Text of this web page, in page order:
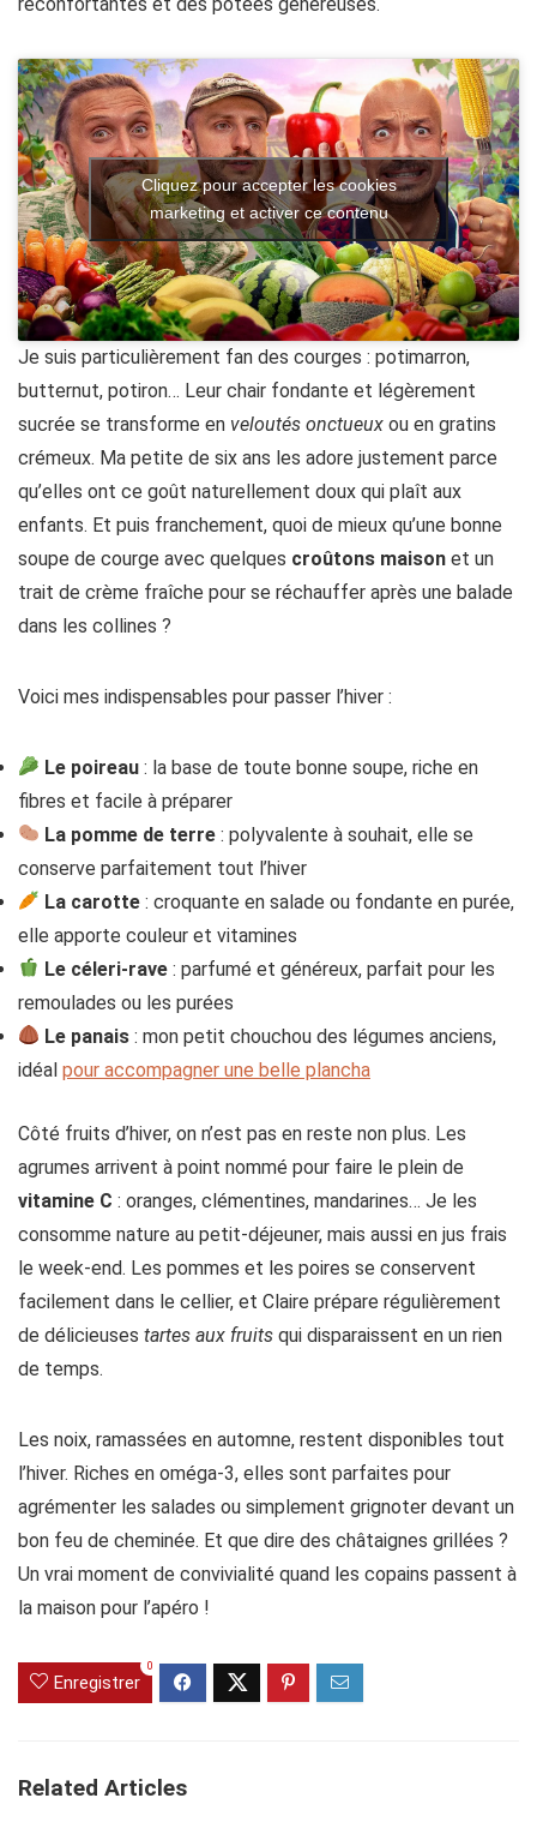
Cliquez pour accepter les cookies
marketing et activer ce contenu
Je suis particulièrement fan des courges : potimarron,
butternut, potiron… Leur chair fondante et légèrement
sucrée se transforme en veloutés onctueux ou en gratins
crémeux. Ma petite de six ans les adore justement parce
qu’elles ont ce goût naturellement doux qui plaît aux
enfants. Et puis franchement, quoi de mieux qu’une bonne
soupe de courge avec quelques croûtons maison et un
trait de crème fraîche pour se réchauffer après une balade
dans les collines ?
Voici mes indispensables pour passer l’hiver :
Le poireau : la base de toute bonne soupe, riche en
fibres et facile à préparer
La pomme de terre : polyvalente à souhait, elle se
conserve parfaitement tout l’hiver
La carotte : croquante en salade ou fondante en purée,
elle apporte couleur et vitamines
Le céleri-rave : parfumé et généreux, parfait pour les
remoulades ou les purées
Le panais : mon petit chouchou des légumes anciens,
idéal pour accompagner une belle plancha
Côté fruits d’hiver, on n’est pas en reste non plus. Les
agrumes arrivent à point nommé pour faire le plein de
vitamine C : oranges, clémentines, mandarines… Je les
consomme nature au petit-déjeuner, mais aussi en jus frais
le week-end. Les pommes et les poires se conservent
facilement dans le cellier, et Claire prépare régulièrement
de délicieuses tartes aux fruits qui disparaissent en un rien
de temps.
Les noix, ramassées en automne, restent disponibles tout
l’hiver. Riches en oméga-3, elles sont parfaites pour
agrémenter les salades ou simplement grignoter devant un
bon feu de cheminée. Et que dire des châtaignes grillées ?
Un vrai moment de convivialité quand les copains passent à
la maison pour l’apéro !
Enregistrer
0
Related Articles